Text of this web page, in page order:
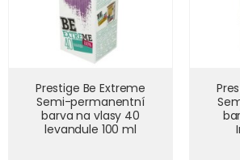
Prestige Be Extreme
Semi-permanentní
barva na vlasy 40
levandule 100 ml